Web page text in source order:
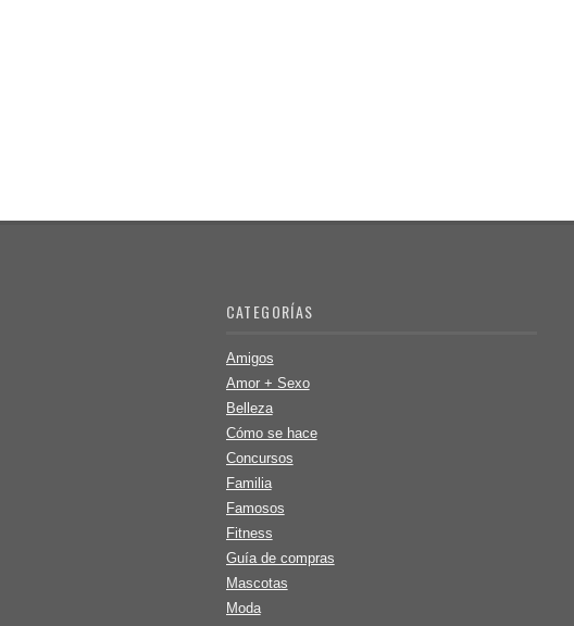
CATEGORÍAS
Amigos
Amor + Sexo
Belleza
Cómo se hace
Concursos
Familia
Famosos
Fitness
Guía de compras
Mascotas
Moda